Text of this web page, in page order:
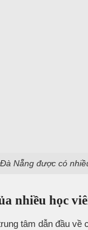
Nẵng được có
nhiều học
tâm dẫn đầu